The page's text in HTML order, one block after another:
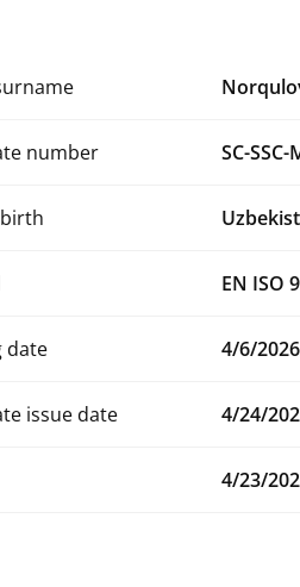
number SC-
EN ISO
date 4/6/2026
issue date 4/24/
4/23/